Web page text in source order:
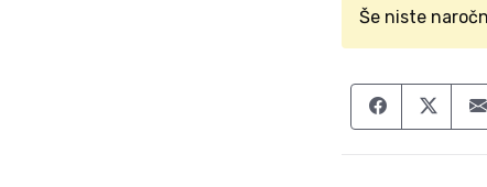
Še niste
Share on